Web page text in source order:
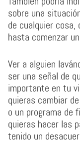
sobre una
de cualquier
hasta comenzar
Ver a alguien
ser una señal de
importante en tu
quieras cambiar
o un programa de
quieras hacer las
tenido un